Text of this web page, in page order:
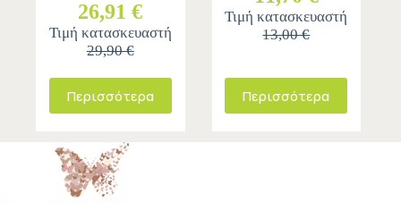
26,91 €
Τιμή κατασκευαστή
29,90 €
Περισσότερα
Τιμή κατασκευαστή
13,00 €
Περισσότερα